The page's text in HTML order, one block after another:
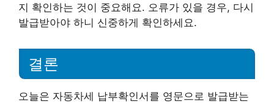
지 확인하는 것이 중요해요. 오류가 있을 경우, 다시
발급받아야 하니 신중하게 확인하세요.
결론
오늘은 자동차세 납부확인서를 영문으로 발급받는